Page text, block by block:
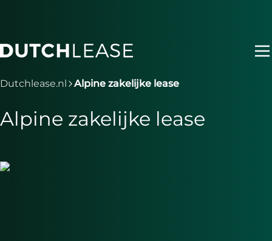
Je bent nu voorbij het hoofdmenu
Dutchlease.nl Alpine zakelijke lease
Alpine zakelijke lease